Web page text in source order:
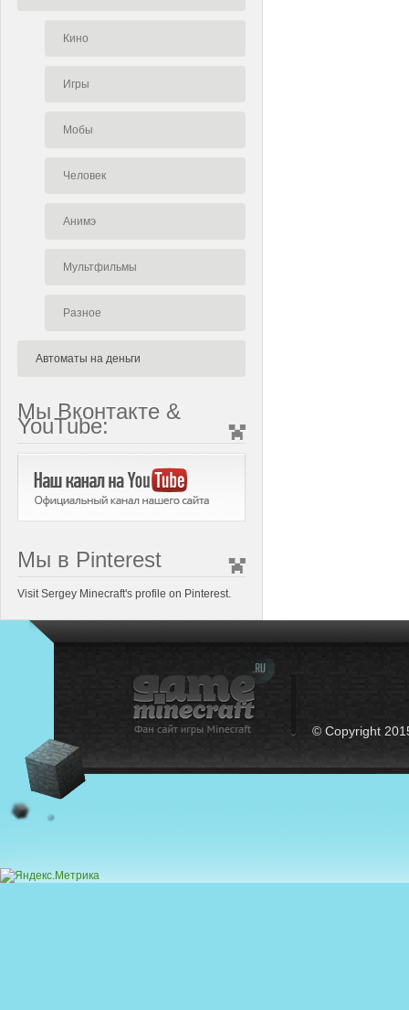
Кино
Игры
Мобы
Человек
Анимэ
Мультфильмы
Разное
Автоматы на деньги
Мы Вконтакте &
YouTube:
Мы в Pinterest
Visit Sergey Minecraft's profile on Pinterest.
© Copyright